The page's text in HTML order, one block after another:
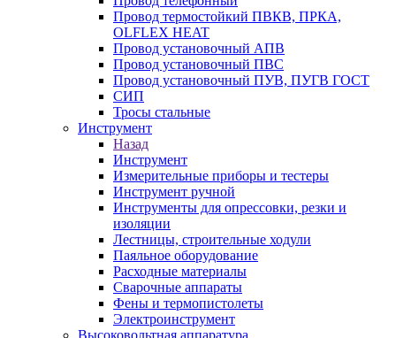
Провод термостойкий ПВКВ, ПРКА,
OLFLEX HEAT
Провод установочный АПВ
Провод установочный ПВС
Провод установочный ПУВ, ПУГВ ГОСТ
СИП
Тросы стальные
Инструмент
Назад
Инструмент
Измерительные приборы и тестеры
Инструмент ручной
Инструменты для опрессовки, резки и
изоляции
Лестницы, строительные ходули
Паяльное оборудование
Расходные материалы
Сварочные аппараты
Фены и термопистолеты
Электроинструмент